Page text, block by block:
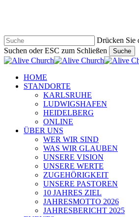
Drücken Sie
Suchen oder ESC zum Schließen
Suche
Suche
Navigationsmenü
HOME
STANDORTE
KARLSRUHE
LUDWIGSHAFEN
HEIDELBERG
ONLINE
ÜBER UNS
WER WIR SIND
WAS WIR GLAUBEN
UNSERE VISION
UNSERE WERTE
ZUGEHÖRIGKEIT
UNSERE PASTOREN
10 JAHRES ZIEL
JAHRESMOTTO 2026
JAHRESBERICHT 2025